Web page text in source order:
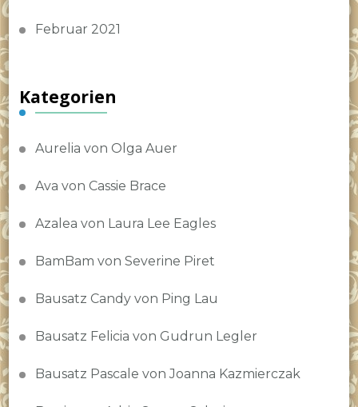
Februar 2021
Kategorien
Aurelia von Olga Auer
Ava von Cassie Brace
Azalea von Laura Lee Eagles
BamBam von Severine Piret
Bausatz Candy von Ping Lau
Bausatz Felicia von Gudrun Legler
Bausatz Pascale von Joanna Kazmierczak